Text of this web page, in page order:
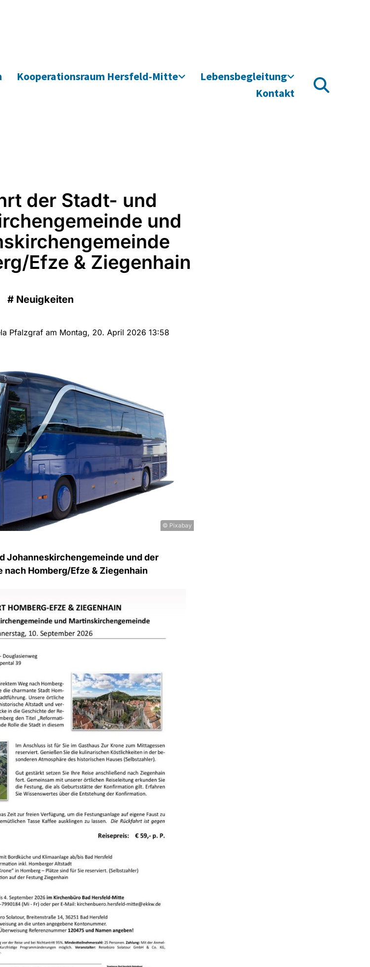
Kooperationsraum Hersfeld-Mitte
Lebensbegleitung
Kontakt
der Stadt- und
und
Efze & Ziegenhain
# Neuigkeiten
Pfalzgraf am Montag, 20. April 2026 13:58
© Pixabay
Johanneskirchengemeinde und der
Homberg/Efze & Ziegenhain